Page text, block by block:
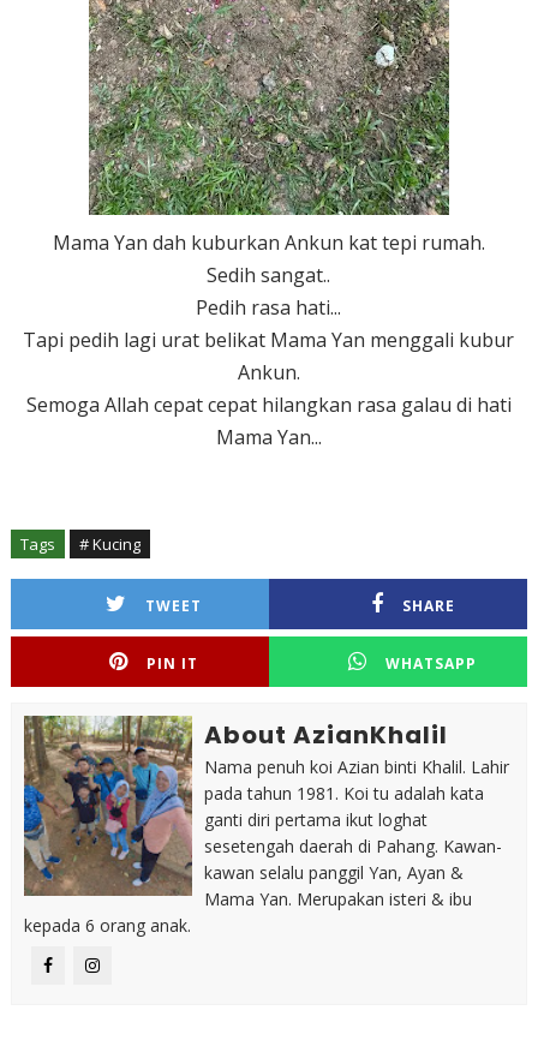
Mama Yan dah kuburkan Ankun kat tepi rumah.
Sedih sangat..
Pedih rasa hati...
Tapi pedih lagi urat belikat Mama Yan menggali kubur
Ankun.
Semoga Allah cepat cepat hilangkan rasa galau di hati
Mama Yan...
Tags # Kucing
TWEET SHARE
PIN IT WHATSAPP
About AzianKhalil
Nama penuh koi Azian binti Khalil. Lahir
pada tahun 1981. Koi tu adalah kata
ganti diri pertama ikut loghat
sesetengah daerah di Pahang. Kawan-
kawan selalu panggil Yan, Ayan &
Mama Yan. Merupakan isteri & ibu
kepada 6 orang anak.